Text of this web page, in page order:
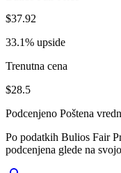
$37.92
33.1% upside
Trenutna cena
$28.5
Podcenjeno Poštena
Po podatkih Bulios Fair
podcenjena glede na